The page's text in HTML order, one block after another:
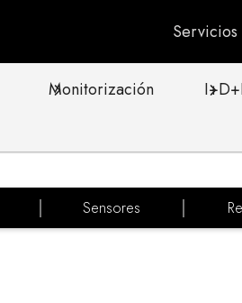
Monitorización
Sensores